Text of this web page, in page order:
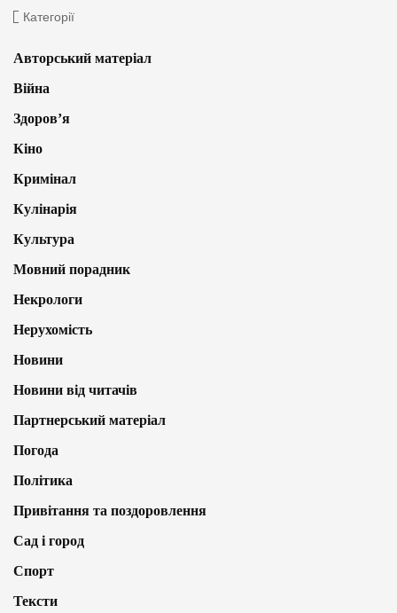
Категорії
Авторський матеріал
Війна
Здоров’я
Кіно
Кримінал
Кулінарія
Культура
Мовний порадник
Некрологи
Нерухомість
Новини
Новини від читачів
Партнерський матеріал
Погода
Політика
Привітання та поздоровлення
Сад і город
Спорт
Тексти